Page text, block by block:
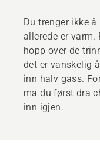
Du trenger ikke
allerede er varm.
hopp over de
det er vanskelig
inn halv gass.
må du først dra
inn igjen.